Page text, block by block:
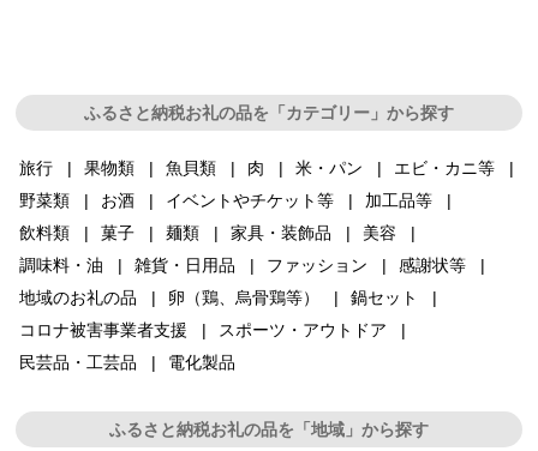
ふるさと納税お礼の品を「カテゴリー」から探す
旅行 果物類 魚貝類 肉 米・パン
エビ・カニ等
野菜類
お酒 イベントやチケット等
加工品等
飲料類
菓子 麺類 家具・装飾品
美容
調味料・油
雑貨・日用品 ファッション
感謝状等
地域のお礼の品
卵（鶏、烏骨鶏等）
鍋セット
コロナ被害事業者支援
スポーツ・アウトドア
民芸品・工芸品
電化製品
ふるさと納税お礼の品を「地域」から探す